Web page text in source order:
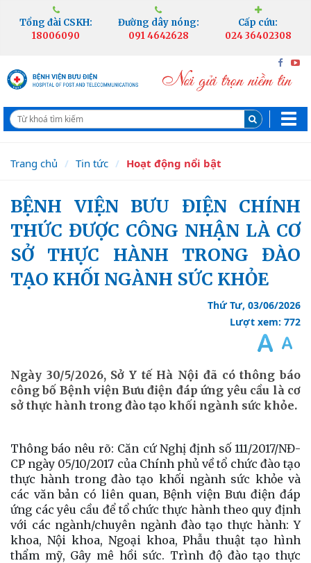
Tổng đài CSKH:
18006090
Đường dây nóng:
091 4642628
Cấp cứu:
024 36402308
Trang chủ Tin tức Hoạt động nổi bật
BỆNH VIỆN BƯU ĐIỆN CHÍNH
THỨC ĐƯỢC CÔNG NHẬN LÀ CƠ
SỞ THỰC HÀNH TRONG ĐÀO
TẠO KHỐI NGÀNH SỨC KHỎE
Thứ Tư, 03/06/2026
Lượt xem: 772
Ngày 30/5/2026, Sở Y tế Hà Nội đã có thông báo
công bố Bệnh viện Bưu điện đáp ứng yêu cầu là cơ
sở thực hành trong đào tạo khối ngành sức khỏe.
Thông báo nêu rõ: Căn cứ Nghị định số 111/2017/NĐ-
CP ngày 05/10/2017 của Chính phủ về tổ chức đào tạo
thực hành trong đào tạo khối ngành sức khỏe và
các văn bản có liên quan, Bệnh viện Bưu điện đáp
ứng các yêu cầu để tổ chức thực hành theo quy định
với các ngành/chuyên ngành đào tạo thực hành: Y
khoa, Nội khoa, Ngoại khoa, Phẫu thuật tạo hình
thẩm mỹ, Gây mê hồi sức. Trình độ đào tạo thực